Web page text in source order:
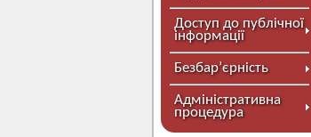
Доступ до публічної
інформації
Безбар’єрність
Адміністративна
процедура